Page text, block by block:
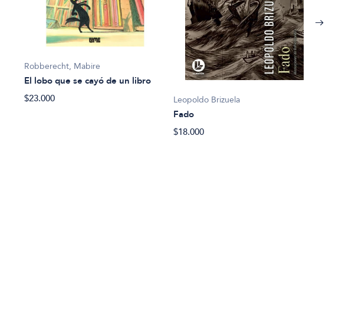
Robberecht, Mabire
El lobo que se cayó de un libro
$23.000
Leopoldo Brizuela
Fado
$18.000